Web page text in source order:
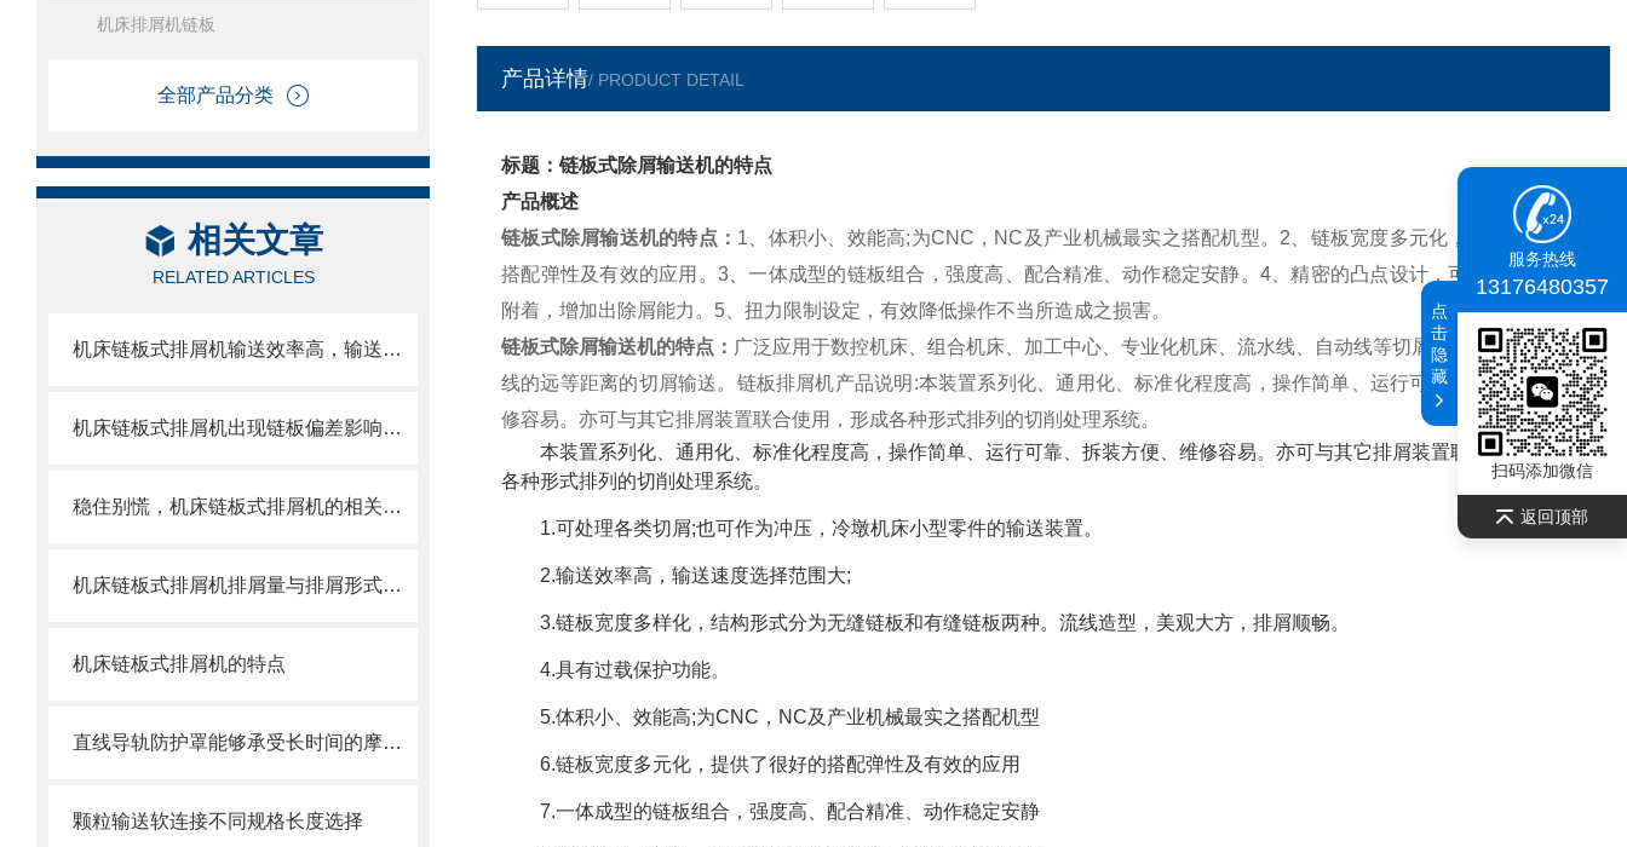
机床排屑机链板
全部产品分类
相关文章
RELATED ARTICLES
机床链板式排屑机输送效率高，输送速度选择范围大
机床链板式排屑机出现链板偏差影响效率了怎么办？
稳住别慌，机床链板式排屑机的相关信息马上来
机床链板式排屑机排屑量与排屑形式有很大关系
机床链板式排屑机的特点
直线导轨防护罩能够承受长时间的摩擦和冲击
颗粒输送软连接不同规格长度选择
产品详情/ PRODUCT DETAIL
标题：链板式除屑输送机的特点
产品概述
链板式除屑输送机的特点 ： 1、体积小、效能高;为CNC，NC及产业机械最实之搭配机型。2、链板宽度多元化，提供了很好的
搭配弹性及有效的应用。3、一体成型的链板组合，强度高、配合精准、动作稳定安静。4、精密的凸点设计，可有效防止碎屑
附着，增加出除屑能力。5、扭力限制设定，有效降低操作不当所造成之损害。
链板式除屑输送机的特点 ： 广泛应用于数控机床 组合机床 、加工中心、专业化机床、流水线、自动线等切屑，大型机床及生产
线的远等距离的切屑输送。 链板排屑机产品说明:本装置系列化、通用化 、标准化程度高，操作简单、运行可靠、拆装方便、维
修容易。亦可与其它排屑装置联合使用，形成各种形式排列的切削处理系统。
本装置系列化、通用化、标准化程度高，操作简单、运行可靠、拆装方便、维修容易。亦可与其它排屑装置联合使用，形成
各种形式排列的切削处理系统。
1.可处理各类切屑;也可作为冲压，冷墩机床小型零件的输送装置。
2.输送效率高，输送速度选择范围大;
3.链板宽度多样化，结构形式分为无缝链板和有缝链板两种。流线造型，美观大方，排屑顺畅。
4.具有过载保护功能。
5.体积小、效能高;为CNC，NC及产业机械最实之搭配机型
6.链板宽度多元化，提供了很好的搭配弹性及有效的应用
7.一体成型的链板组合，强度高、配合精准、动作稳定安静
服务热线
13176480357
扫码添加微信
返回顶部
点
击
隐
藏